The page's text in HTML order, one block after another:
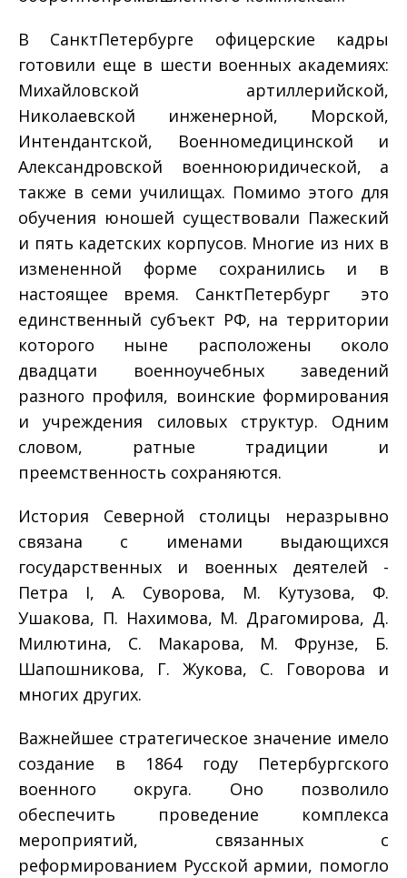
В Санкт­Петербурге офицерские кадры
готовили еще в шести военных академиях:
Михайловской артиллерийской,
Николаевской инженерной, Морской,
Интендантской, Военно­медицинской и
Александровской военно­юридической, а
также в семи училищах. Помимо этого для
обучения юношей существовали Пажеский
и пять кадетских корпусов. Многие из них в
измененной форме сохранились и в
настоящее время. Санкт­Петербург ­ это
единственный субъект РФ, на территории
которого ныне расположены около
двадцати военно­учебных заведений
разного профиля, воинские формирования
и учреждения силовых структур. Одним
словом, ратные традиции и
преемственность сохраняются.
История Северной столицы неразрывно
связана с именами выдающихся
государственных и военных деятелей ­
Петра I, А. Суворова, М. Кутузова, Ф.
Ушакова, П. Нахимова, М. Драгомирова, Д.
Милютина, С. Макарова, М. Фрунзе, Б.
Шапошникова, Г. Жукова, С. Говорова и
многих других.
Важнейшее стратегическое значение имело
создание в 1864 году Петербургского
военного округа. Оно позволило
обеспечить проведение комплекса
мероприятий, связанных с
реформированием Русской армии, помогло